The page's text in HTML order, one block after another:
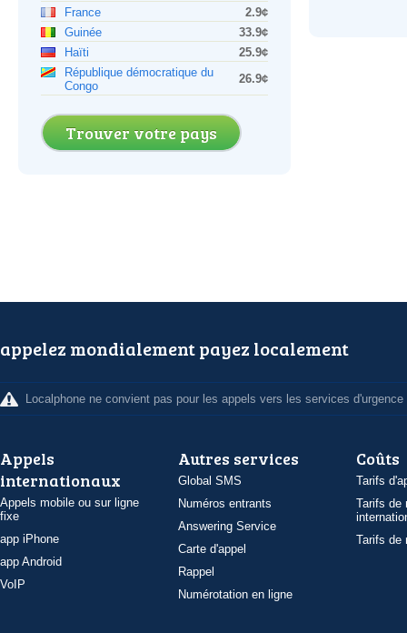
France
2.9¢
Guinée
33.9¢
Haïti
25.9¢
République démocratique du
Congo
26.9¢
Trouver votre pays
appelez mondialement payez localement
Localphone ne convient pas pour les appels vers les services d'urgence
Appels
internationaux
Appels mobile ou sur ligne
fixe
app iPhone
app Android
VoIP
Autres services
Global SMS
Numéros entrants
Answering Service
Carte d'appel
Rappel
Numérotation en ligne
Coûts
Tarifs
Tarifs de
Tarifs de